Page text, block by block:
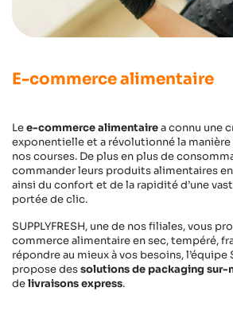
E-commerce alimentaire
Lee-commerce alimentairea connu une
exponentielle et a révolutionné la
nos courses. De plus en plus de
commander leurs produits alimentaires
ainsi du confort et de la rapidité d’une
portée de clic.
SUPPLYFRESH, une de nos filiales, vous
commerce alimentaire en sec, tempéré,
répondre au mieux à vos besoins, l’équipe
propose dessolutions de packaging sur-
delivraisons express.